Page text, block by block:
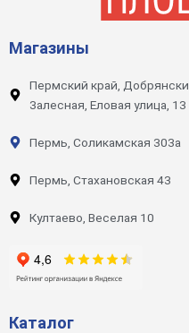
Магазины
Пермский край,
Залесная, Еловая улица, 13
Пермь, Соликамская 303а
Пермь, Стахановская 43
Култаево, Веселая 10
Каталог